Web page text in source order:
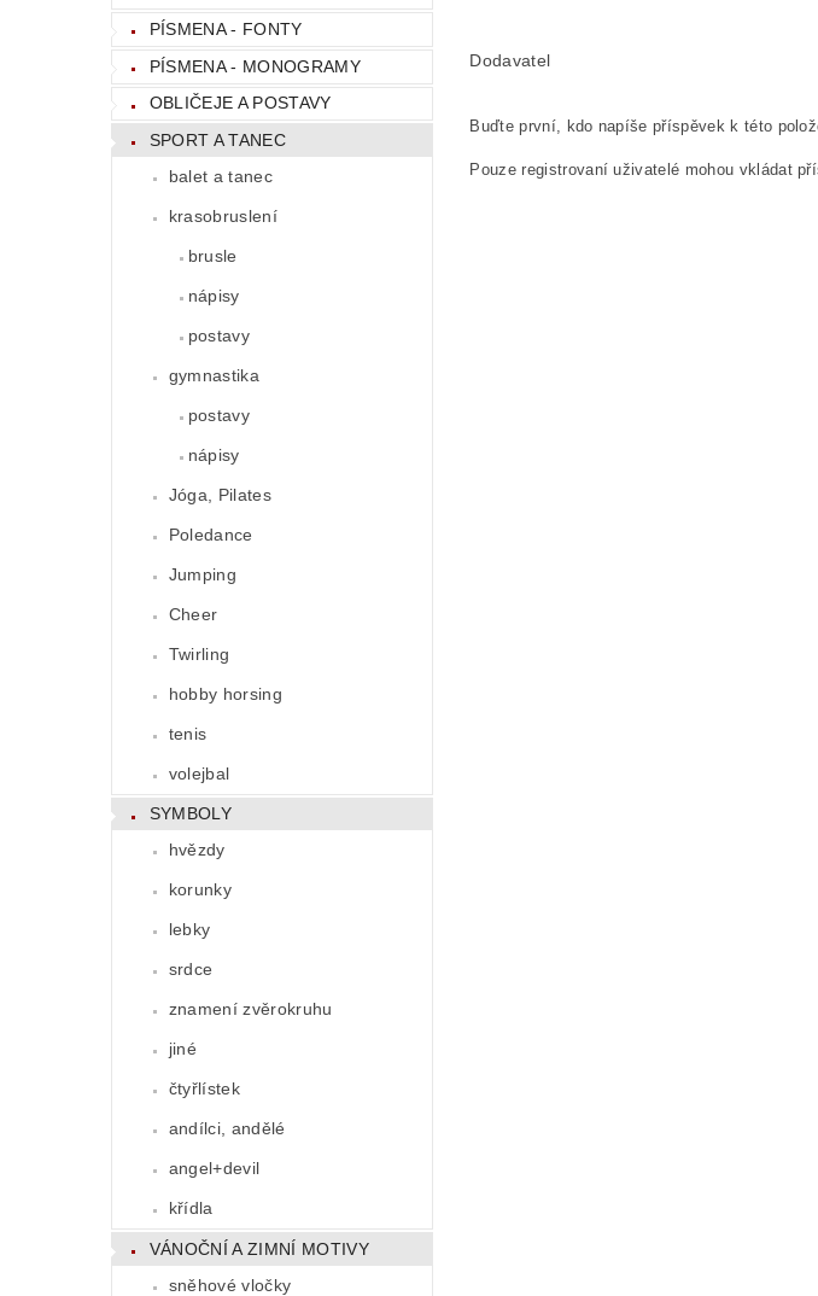
PÍSMENA - FONTY
PÍSMENA - MONOGRAMY
OBLIČEJE A POSTAVY
SPORT A TANEC
balet a tanec
krasobruslení
brusle
nápisy
postavy
gymnastika
postavy
nápisy
Jóga, Pilates
Poledance
Jumping
Cheer
Twirling
hobby horsing
tenis
volejbal
SYMBOLY
hvězdy
korunky
lebky
srdce
znamení zvěrokruhu
jiné
čtyřlístek
andílci, andělé
angel+devil
křídla
VÁNOČNÍ A ZIMNÍ MOTIVY
sněhové vločky
Dodavatel
Buďte první, kdo napíše příspěvek k této
Pouze registrovaní uživatelé mohou vkládat